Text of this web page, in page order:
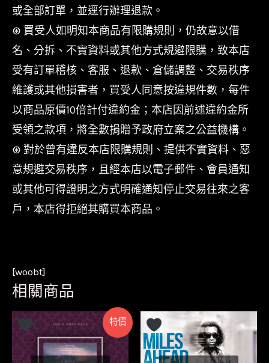
或全部訂單，並逕行辦理退款。
⊛ 買受人如明知本商品有限購規則，仍故意以借
名、分拆、不實資料或其他方式規避限購，致本店
受有訂單稽核、客服、退款、倉儲調整、交易秩序
維護或其他損害者，買受人同意按違規件數，每件
以商品原價10倍計付違約金；本店因前述違約金所
受領之款項，將全數捐贈予政府立案之公益機構。
⊛ 對於曾有違反本店限購規則、提供不實資料、惡
意規避交易秩序，且經本店以電子郵件、會員通知
或其他可得證明之方式明確通知停止交易往來之客
戶，本店得拒絕其購買本商品。
[woobt]
相關商品
特價